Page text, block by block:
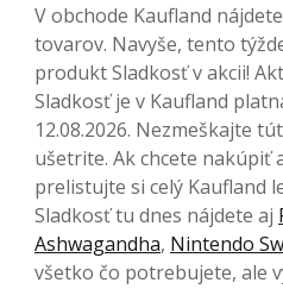
V obchode Kaufland
tovarov. Navyše, tento
produkt Sladkosť v akcii!
Sladkosť je v Kaufland
12.08.2026. Nezmeškajte
ušetrite. Ak chcete nakúpiť
prelistujte si celý Kaufland
Sladkosť tu dnes nájdete aj
Ashwagandha, Nintendo
všetko čo potrebujete, ale